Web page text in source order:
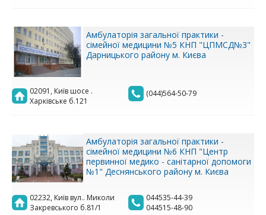
Амбулаторія загальної практики -
сімейної медицини №5 КНП "ЦПМСД№3"
Дарницького району м. Києва
02091, Київ шосе .
Харківське б.121
(044)564-50-79
Амбулаторія загальної практики -
сімейної медицини №6 КНП "Центр
первинної медико - санітарної допомоги
№1" Деснянського району м. Києва
02232, Київ вул.. Миколи
Закревського б.81/1
044535-44-39
044515-48-90